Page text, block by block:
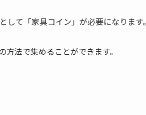
て「家具コイン」が必要になります。
法で集めることができます。